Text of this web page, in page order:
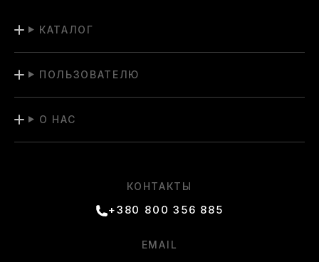
КАТАЛОГ
ПОЛЬЗОВАТЕЛЮ
О НАС
КОНТАКТЫ
+380 800 356 885
EMAIL